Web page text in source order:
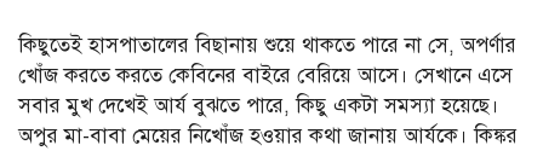
কিছুতেই হাসপাতালের বিছানায় শুয়ে থাকতে পারে না সে, অপর্ণার
খোঁজ করতে করতে কেবিনের বাইরে বেরিয়ে আসে। সেখানে এসে
সবার মুখ দেখেই আর্য বুঝতে পারে, কিছু একটা সমস্যা হয়েছে।
অপুর মা-বাবা মেয়ের নিখোঁজ হওয়ার কথা জানায় আর্যকে। কিঙ্কর